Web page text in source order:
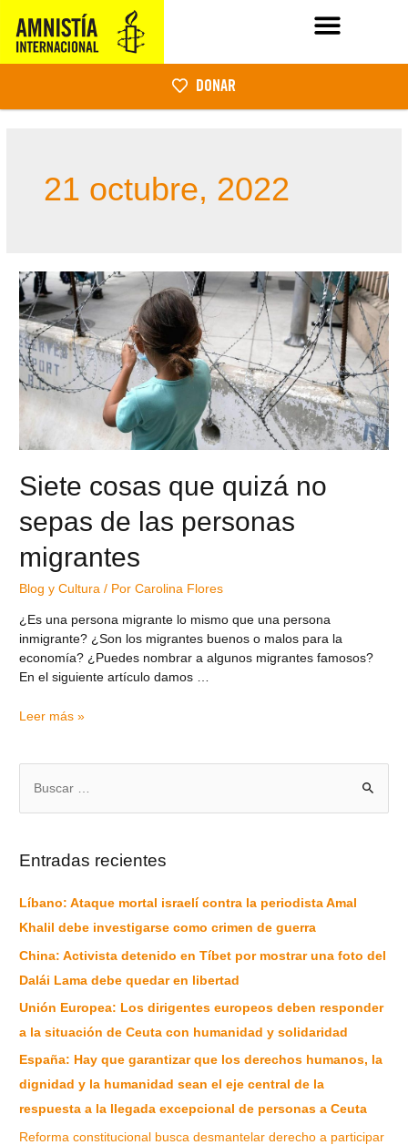
DONAR
21 octubre, 2022
Siete cosas que quizá no
sepas de las personas
migrantes
Blog y Cultura / PorCarolina Flores
¿Es una persona migrante lo mismo que una persona
inmigrante? ¿Son los migrantes buenos o malos para la
economía? ¿Puedes nombrar a algunos migrantes famosos?
En el siguiente artículo damos …
Leer más »
Entradas recientes
Líbano: Ataque mortal israelí contra la periodista Amal
Khalil debe investigarse como crimen de guerra
China: Activista detenido en Tíbet por mostrar una foto del
Dalái Lama debe quedar en libertad
Unión Europea: Los dirigentes europeos deben responder
a la situación de Ceuta con humanidad y solidaridad
España: Hay que garantizar que los derechos humanos, la
dignidad y la humanidad sean el eje central de la
respuesta a la llegada excepcional de personas a Ceuta
Reforma constitucional busca desmantelar derecho a participar